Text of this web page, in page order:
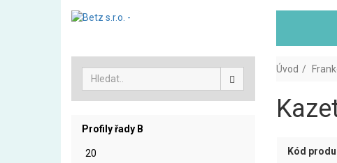
Profily řady B
20
Úvod
Kód